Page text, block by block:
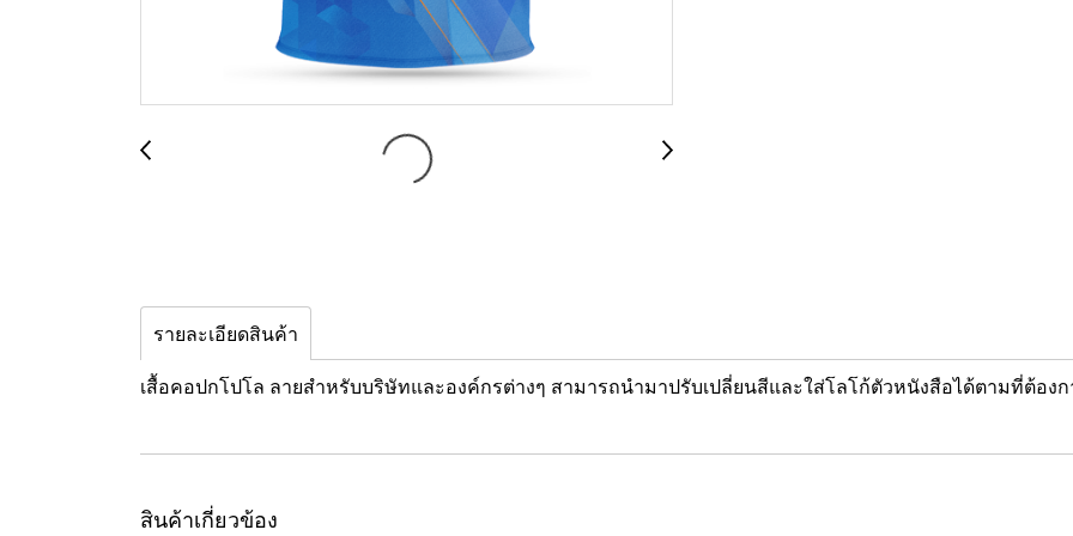
รายละเอียดสินค้า
เสื้อคอปกโปโล ลายสำหรับบริษัทและองค์กรต่างๆ สามารถนำมาปรับเปลี่ยนสีและใส่โลโก้ตัวหนังสือได้ตามที่ต้องก
สินค้าเกี่ยวข้อง